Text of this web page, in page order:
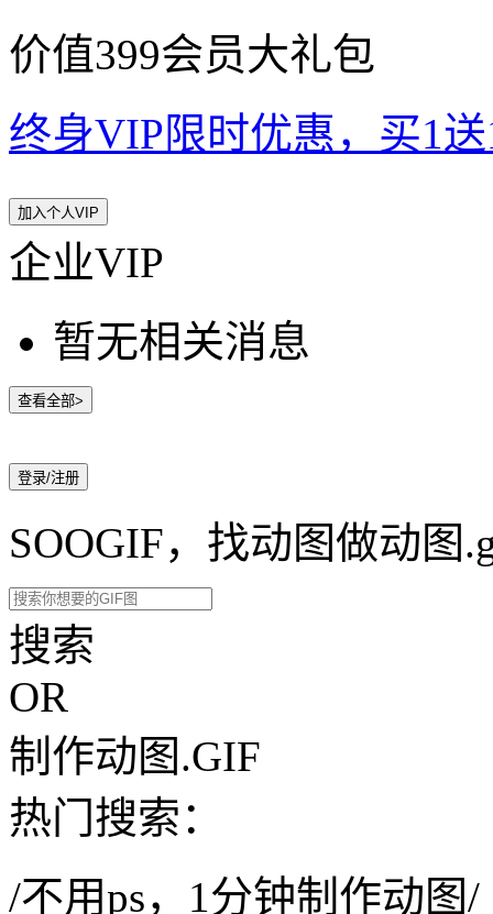
价值399会员大礼包
终身VIP限时优惠，买1
加入个人VIP
企业VIP
暂无相关消息
查看全部>
登录/注册
SOOGIF，找动图做动图
搜索
OR
制作动图.GIF
热门搜索：
/不用ps，1分钟制作动图/